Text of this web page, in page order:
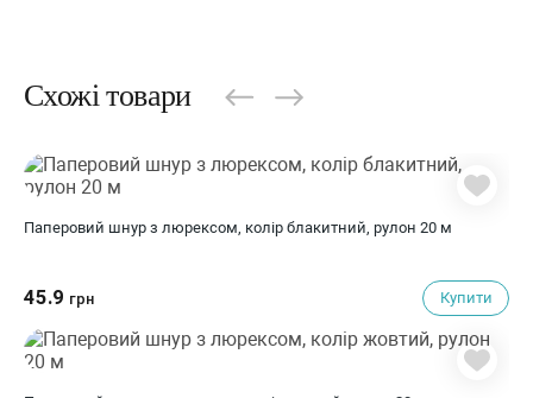
Схожі товари
Паперовий шнур з люрексом, колір блакитний, рулон 20 м
45.9 грн Купити